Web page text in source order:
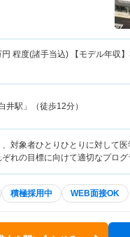
程度(諸手当込) 【モデル年収】
井駅」（徒歩12分）
対象者ひとりひとりに対して
れの目標に向けて適切なプロ
積極採用中 WEB面接OK